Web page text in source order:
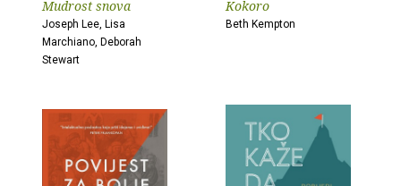
Mudrost snova
Joseph Lee, Lisa
Marchiano, Deborah
Stewart
Kokoro
Beth Kempton